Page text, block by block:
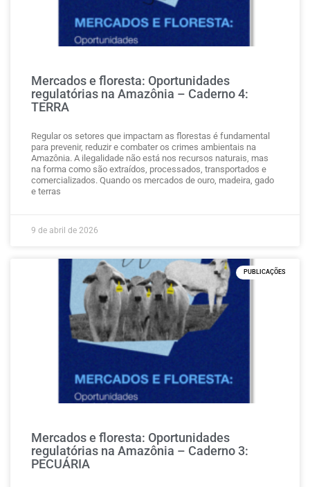
Mercados e floresta: Oportunidades
regulatórias na Amazônia – Caderno 4:
TERRA
Regular os setores que impactam as florestas é fundamental
para prevenir, reduzir e combater os crimes ambientais na
Amazônia. A ilegalidade não está nos recursos naturais, mas
na forma como são extraídos, processados, transportados e
comercializados. Quando os mercados de ouro, madeira, gado
e terras
9 de abril de 2026
PUBLICAÇÕES
Mercados e floresta: Oportunidades
regulatórias na Amazônia – Caderno 3:
PECUÁRIA